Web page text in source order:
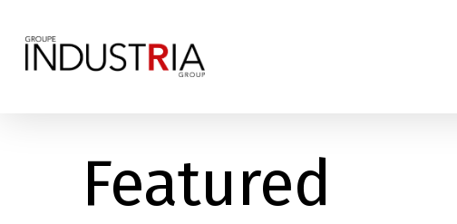
Featured